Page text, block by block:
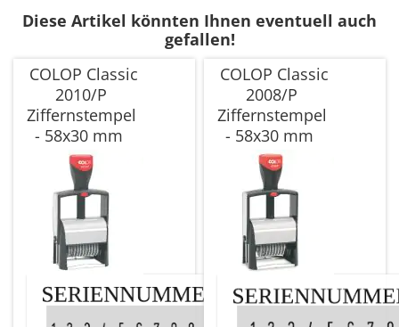
Diese Artikel könnten Ihnen eventuell auch
gefallen!
COLOP Classic
2010/P
Ziffernstempel
- 58x30 mm
COLOP Classic
2008/P
Ziffernstempel
- 58x30 mm